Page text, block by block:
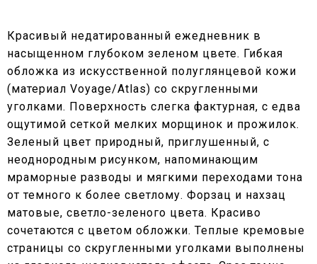
Красивый недатированный ежедневник в
насыщенном глубоком зеленом цвете. Гибкая
обложка из искусственной полуглянцевой кожи
(материал Voyage/Atlas) со скругленными
уголками. Поверхность слегка фактурная, с едва
ощутимой сеткой мелких морщинок и прожилок.
Зеленый цвет природный, приглушенный, с
неоднородным рисунком, напоминающим
мраморные разводы и мягкими переходами тона
от темного к более светлому. Форзац и нахзац
матовые, светло-зеленого цвета. Красиво
сочетаются с цветом обложки. Теплые кремовые
страницы со скругленными уголками выполнены